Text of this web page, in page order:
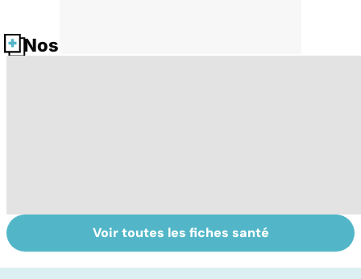
Nos fiches santé
Tout savoir sur
les infections
Inflammation des
amygdales : que
Voir toutes les fiches santé